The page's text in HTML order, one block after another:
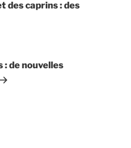
des caprins : des
: de nouvelles